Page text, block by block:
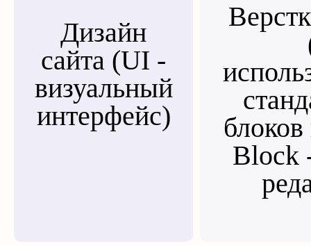
Дизайн
сайта (UI -
визуальный
интерфейс)
Block